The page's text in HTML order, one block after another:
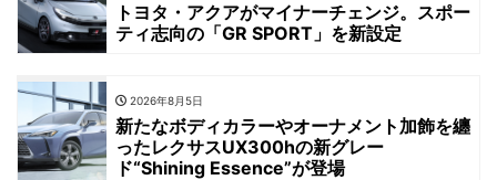
トヨタ・アクアがマイナーチェンジ。スポー
ティ志向の「GR SPORT」を新設定
2026年8月5日
新たなボディカラーやオーナメント加飾を纏
ったレクサスUX300hの新グレー
ド“Shining Essence”が登場